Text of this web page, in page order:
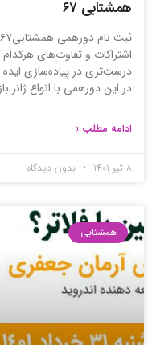
همشتابی ۶۷
اشتراکات و تفاوت‌های
درست‌تری در پیاده‌سازی
در این دورهمی با انواع ژانر
ادامه مطلب »
۸ تیر ۱۴۰۱ بدون دیدگاه
همشتابی